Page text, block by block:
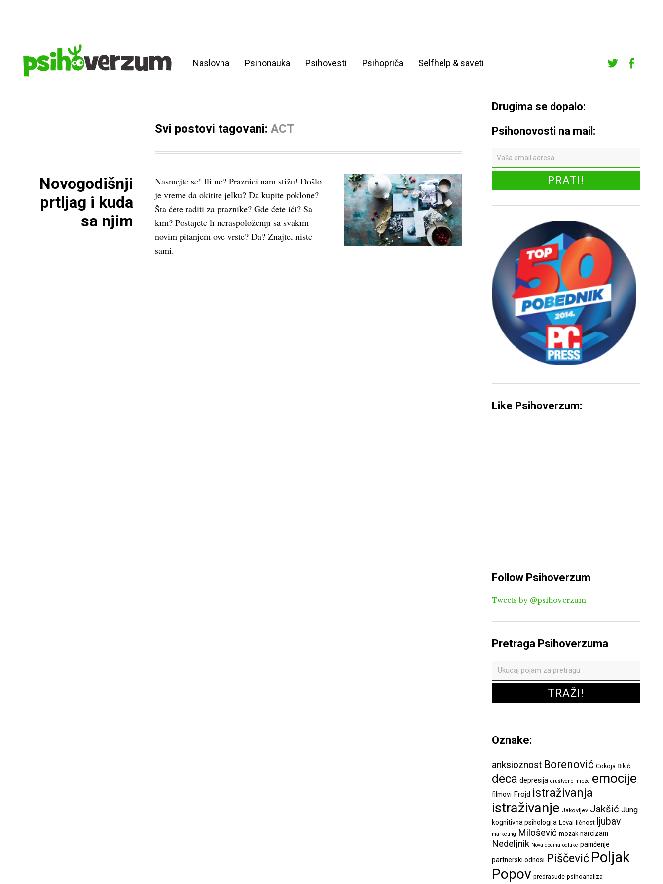
Naslovna Psihonauka Psihovesti Psihopriča Selfhelp & saveti
r
ook
Svi postovi tagovani: ACT
Novogodišnji
prtljag i kuda
sa njim
Nasmejte se! Ili ne? Praznici nam stižu! Došlo
je vreme da okitite jelku? Da kupite poklone?
Šta ćete raditi za praznike? Gde ćete ići? Sa
kim? Postajete li neraspoloženiji sa svakim
novim pitanjem ove vrste? Da? Znajte, niste
sami.
Drugima se dopalo:
Psihonovosti na mail:
Like Psihoverzum:
Follow Psihoverzum
Tweets by @psihoverzum
Pretraga Psihoverzuma
Oznake:
anksioznost Borenović Cokoja Đikić
deca depresija društvene mreže emocije
filmovi Frojd istraživanja
istraživanje Jakovljev Jakšić Jung
kognitivna psihologija Levai ličnost ljubav
marketing Milošević mozak narcizam
Nedeljnik Nova godina odluke pamćenje
partnerski odnosi Piščević Poljak
Popov predrasude psihoanaliza